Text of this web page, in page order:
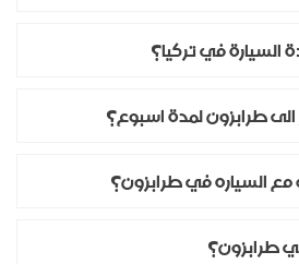
السيارة في تركيا؟
طرابزون لمدة اسبوع؟
السياره في طرابزون؟
طرابزون؟